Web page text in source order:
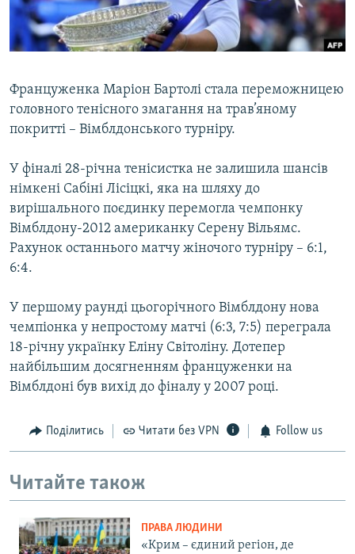
ВІДЕОУРОКИ «ELIFBE»
СВІДЧЕННЯ ОКУПАЦІЇ
ІНФОГРАФІКА
Русский
Qırımtatar
ДОЛУЧАЙСЯ!
Усі сайти RFE/RL
Француженка Маріон Бартолі стала переможницею
головного тенісного змагання на трав’яному
покритті – Вімблдонського турніру.
У фіналі 28-річна тенісистка не залишила шансів
німкені Сабіні Лісіцкі, яка на шляху до
вирішального поєдинку перемогла чемпонку
Вімблдону-2012 американку Серену Вільямс.
Рахунок останнього матчу жіночого турніру – 6:1,
6:4.
У першому раунді цьогорічного Вімблдону нова
чемпіонка у непростому матчі (6:3, 7:5) переграла
18-річну українку Еліну Світоліну. Дотепер
найбільшим досягненням француженки на
Вімблдоні був вихід до фіналу у 2007 році.
Поділитись Читати без VPN Follow us
Читайте також
ПРАВА ЛЮДИНИ
«Крим – єдиний регіон, де